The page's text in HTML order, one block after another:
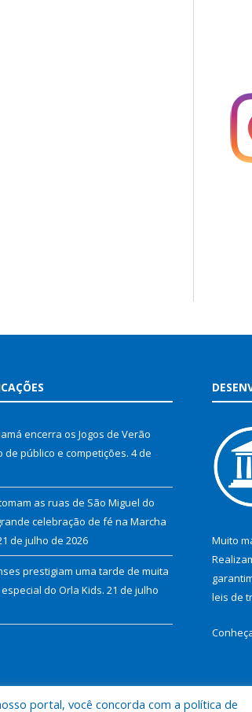
encerra os Jogos de Verão
de público e competições. 4 de
as ruas de São Miguel do
celebração de fé na Marcha
de julho de 2026
prestigiam uma tarde de muita
do Orla Kids. 21 de julho
Muito
leis de
portal, você concorda com a política de